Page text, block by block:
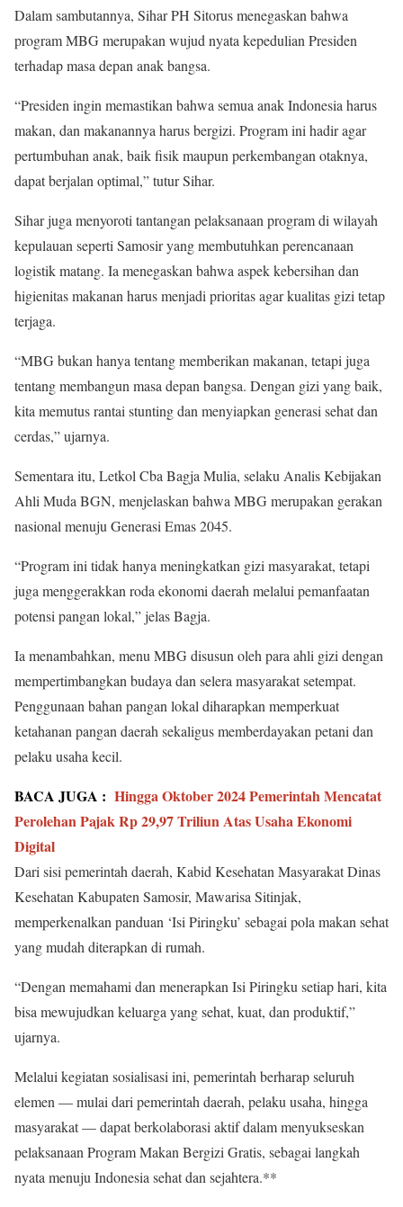
Dalam sambutannya, Sihar PH Sitorus menegaskan bahwa
program MBG merupakan wujud nyata kepedulian Presiden
terhadap masa depan anak bangsa.
“Presiden ingin memastikan bahwa semua anak Indonesia harus
makan, dan makanannya harus bergizi. Program ini hadir agar
pertumbuhan anak, baik fisik maupun perkembangan otaknya,
dapat berjalan optimal,” tutur Sihar.
Sihar juga menyoroti tantangan pelaksanaan program di wilayah
kepulauan seperti Samosir yang membutuhkan perencanaan
logistik matang. Ia menegaskan bahwa aspek kebersihan dan
higienitas makanan harus menjadi prioritas agar kualitas gizi tetap
terjaga.
“MBG bukan hanya tentang memberikan makanan, tetapi juga
tentang membangun masa depan bangsa. Dengan gizi yang baik,
kita memutus rantai stunting dan menyiapkan generasi sehat dan
cerdas,” ujarnya.
Sementara itu, Letkol Cba Bagja Mulia, selaku Analis Kebijakan
Ahli Muda BGN, menjelaskan bahwa MBG merupakan gerakan
nasional menuju Generasi Emas 2045.
“Program ini tidak hanya meningkatkan gizi masyarakat, tetapi
juga menggerakkan roda ekonomi daerah melalui pemanfaatan
potensi pangan lokal,” jelas Bagja.
Ia menambahkan, menu MBG disusun oleh para ahli gizi dengan
mempertimbangkan budaya dan selera masyarakat setempat.
Penggunaan bahan pangan lokal diharapkan memperkuat
ketahanan pangan daerah sekaligus memberdayakan petani dan
pelaku usaha kecil.
BACA JUGA : Hingga Oktober 2024 Pemerintah Mencatat
Perolehan Pajak Rp 29,97 Triliun Atas Usaha Ekonomi
Digital
Dari sisi pemerintah daerah, Kabid Kesehatan Masyarakat Dinas
Kesehatan Kabupaten Samosir, Mawarisa Sitinjak,
memperkenalkan panduan ‘Isi Piringku’ sebagai pola makan sehat
yang mudah diterapkan di rumah.
“Dengan memahami dan menerapkan Isi Piringku setiap hari, kita
bisa mewujudkan keluarga yang sehat, kuat, dan produktif,”
ujarnya.
Melalui kegiatan sosialisasi ini, pemerintah berharap seluruh
elemen — mulai dari pemerintah daerah, pelaku usaha, hingga
masyarakat — dapat berkolaborasi aktif dalam menyukseskan
pelaksanaan Program Makan Bergizi Gratis, sebagai langkah
nyata menuju Indonesia sehat dan sejahtera.**